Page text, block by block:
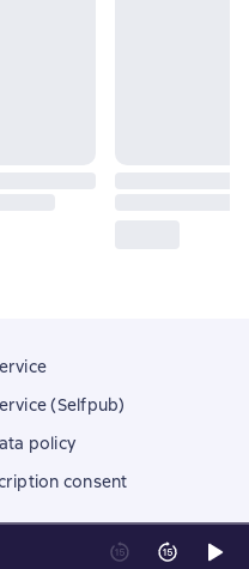
(Selfpub)
policy
consent